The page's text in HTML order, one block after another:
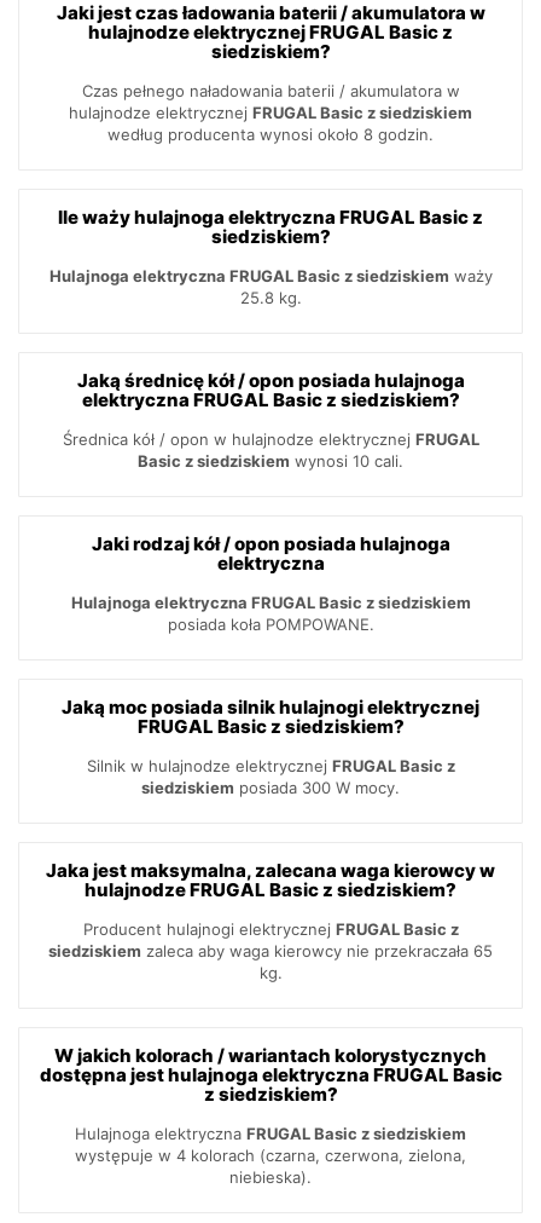
Jaki jest czas ładowania baterii / akumulatora w
hulajnodze elektrycznej FRUGAL Basic z
siedziskiem?
Czas pełnego naładowania baterii / akumulatora w
hulajnodze elektrycznej FRUGAL Basic z siedziskiem
według producenta wynosi około 8 godzin.
Ile waży hulajnoga elektryczna FRUGAL Basic z
siedziskiem?
Hulajnoga elektryczna FRUGAL Basic z siedziskiem waży
25.8 kg.
Jaką średnicę kół / opon posiada hulajnoga
elektryczna FRUGAL Basic z siedziskiem?
Średnica kół / opon w hulajnodze elektrycznej FRUGAL
Basic z siedziskiem wynosi 10 cali.
Jaki rodzaj kół / opon posiada hulajnoga
elektryczna
Hulajnoga elektryczna FRUGAL Basic z siedziskiem
posiada koła POMPOWANE.
Jaką moc posiada silnik hulajnogi elektrycznej
FRUGAL Basic z siedziskiem?
Silnik w hulajnodze elektrycznej FRUGAL Basic z
siedziskiem posiada 300 W mocy.
Jaka jest maksymalna, zalecana waga kierowcy w
hulajnodze FRUGAL Basic z siedziskiem?
Producent hulajnogi elektrycznej FRUGAL Basic z
siedziskiem zaleca aby waga kierowcy nie przekraczała 65
kg.
W jakich kolorach / wariantach kolorystycznych
dostępna jest hulajnoga elektryczna FRUGAL Basic
z siedziskiem?
Hulajnoga elektryczna FRUGAL Basic z siedziskiem
występuje w 4 kolorach (czarna, czerwona, zielona,
niebieska).